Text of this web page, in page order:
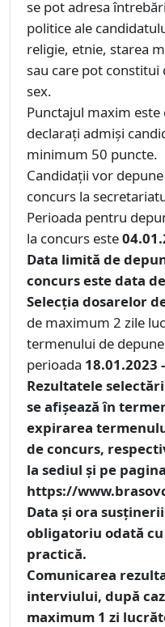
se pot adresa
politice ale
religie, etnie, starea
sau care pot
sex.
Punctajul maxim
declarați admiși
minimum 50 puncte.
Candidaţii vor
concurs la
Perioada pentru
la concurs este
Data limită de
concurs este data
Selecția dosarelor
de maximum 2 zile
termenului de
perioada 18.01.2023
Rezultatele
se afișează în
expirarea
de concurs,
la sediul și pe
https://
Data şi ora
obligatoriu odată
practică.
Comunicarea
interviului, după
maximum 1 zi